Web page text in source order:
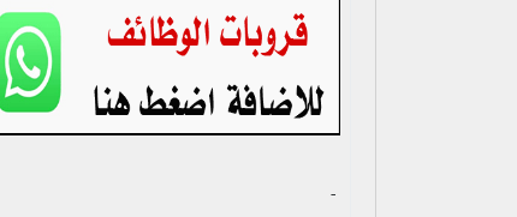
- ‏